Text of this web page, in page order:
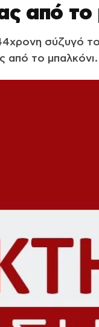
από το
σύζυγό
από το μπαλκόνι.